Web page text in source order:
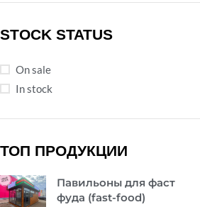
STOCK STATUS
On sale
In stock
ТОП ПРОДУКЦИИ
Павильоны для фаст
фуда (fast-food)